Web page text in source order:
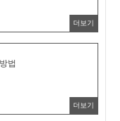
더보기
법
더보기